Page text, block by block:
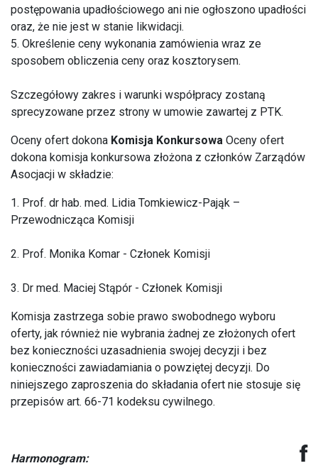
postępowania upadłościowego ani nie ogłoszono upadłości
oraz, że nie jest w stanie likwidacji.
5. Określenie ceny wykonania zamówienia wraz ze
sposobem obliczenia ceny oraz kosztorysem.
Szczegółowy zakres i warunki współpracy zostaną
sprecyzowane przez strony w umowie zawartej z PTK.
Oceny ofert dokona Komisja Konkursowa Oceny ofert
dokona komisja konkursowa złożona z członków Zarządów
Asocjacji w składzie:
1. Prof. dr hab. med. Lidia Tomkiewicz-Pająk –
Przewodnicząca Komisji
2. Prof. Monika Komar - Członek Komisji
3. Dr med. Maciej Stąpór - Członek Komisji
Komisja zastrzega sobie prawo swobodnego wyboru
oferty, jak również nie wybrania żadnej ze złożonych ofert
bez konieczności uzasadnienia swojej decyzji i bez
konieczności zawiadamiania o powziętej decyzji. Do
niniejszego zaproszenia do składania ofert nie stosuje się
przepisów art. 66-71 kodeksu cywilnego.
Harmonogram: